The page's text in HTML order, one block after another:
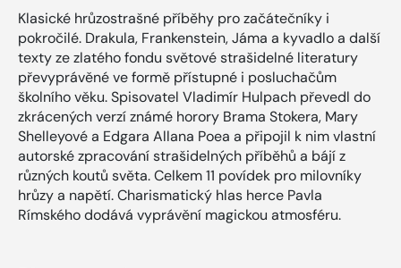
Klasické hrůzostrašné příběhy pro začátečníky i
pokročilé. Drakula, Frankenstein, Jáma a kyvadlo a další
texty ze zlatého fondu světové strašidelné literatury
převyprávěné ve formě přístupné i posluchačům
školního věku. Spisovatel Vladimír Hulpach převedl do
zkrácených verzí známé horory Brama Stokera, Mary
Shelleyové a Edgara Allana Poea a připojil k nim vlastní
autorské zpracování strašidelných příběhů a bájí z
různých koutů světa. Celkem 11 povídek pro milovníky
hrůzy a napětí. Charismatický hlas herce Pavla
Rímského dodává vyprávění magickou atmosféru.